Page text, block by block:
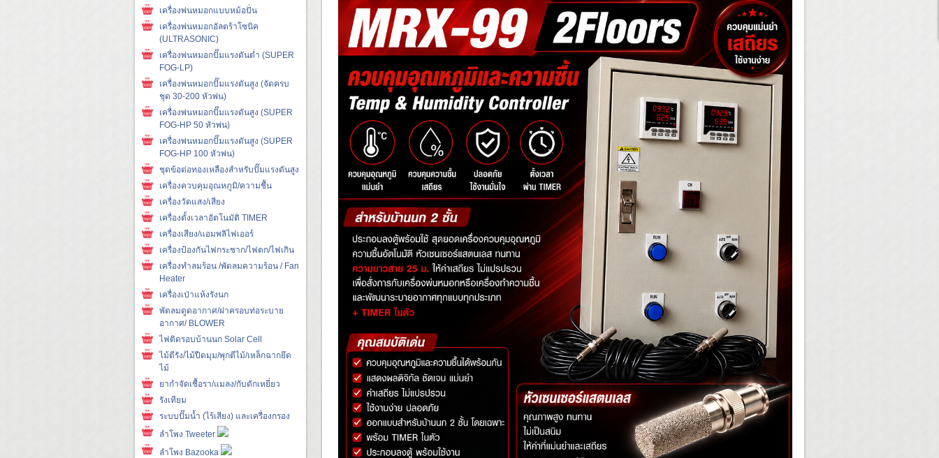
เครื่องพ่นหมอกแบบหม้อปั่น
เครื่องพ่นหมอกอัลตร้าโซนิค
(ULTRASONIC)
เครื่องพ่นหมอกปั๊มแรงดันต่ำ (SUPER
FOG-LP)
เครื่องพ่นหมอกปั๊มแรงดันสูง (จัดครบ
ชุด 30-200 หัวพ่น)
เครื่องพ่นหมอกปั๊มแรงดันสูง (SUPER
FOG-HP 50 หัวพ่น)
เครื่องพ่นหมอกปั๊มแรงดันสูง (SUPER
FOG-HP 100 หัวพ่น)
ชุดข้อต่อทองเหลืองสำหรับปั๊มแรงดันสูง
เครื่องควบคุมอุณหภูมิ/ความชื้น
เครื่องวัดแสง/เสียง
เครื่องตั้งเวลาอัตโนมัติ TIMER
เครื่องเสียง/แอมพลิไฟเออร์
เครื่องป้องกันไฟกระชาก/ไฟตก/ไฟเกิน
เครื่องทำลมร้อน /พัดลมความร้อน / Fan
Heater
เครื่องเป่าแห้งรังนก
พัดลมดูดอากาศ/ฝาครอบท่อระบาย
อากาศ/ BLOWER
ไฟติดรอบบ้านนก Solar Cell
ไม้ตีรัง/ไม้ปืดมุม/พุกตีไม้/เหล็กฉากยึด
ไม้
ยากำจัดเชื้อรา/แมลง/กับดักเหยี่ยว
รังเทียม
ระบบปั๊มน้ำ (ไร้เสียง) และเครื่องกรอง
ลำโพง Tweeter
ลำโพง Bazooka